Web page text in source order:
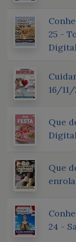
25 -
16/
Que
Que
24 -